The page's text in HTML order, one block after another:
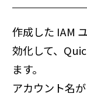
作成した IAM
効化して、
ます。
アカウント名